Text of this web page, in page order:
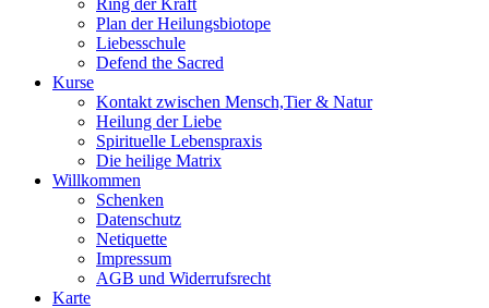
Plan der Heilungsbiotope
Liebesschule
Defend the Sacred
Kurse
Kontakt zwischen Mensch,Tier & Natur
Heilung der Liebe
Spirituelle Lebenspraxis
Die heilige Matrix
Willkommen
Schenken
Datenschutz
Netiquette
Impressum
AGB und Widerrufsrecht
Karte